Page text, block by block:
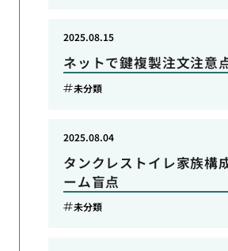
ネットで鍵複製注文注意
2025.08.15
未分類
タンクレストイレ家族構
ーム盲点
2025.08.04
未分類